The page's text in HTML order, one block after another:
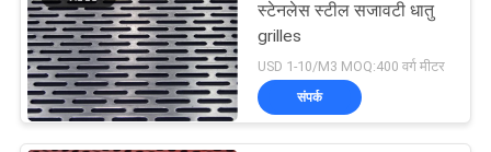
स्टेनलेस स्टील सजावटी धातु
grilles
USD 1-10/M3 MOQ:400 वर्ग मीटर
संपर्क